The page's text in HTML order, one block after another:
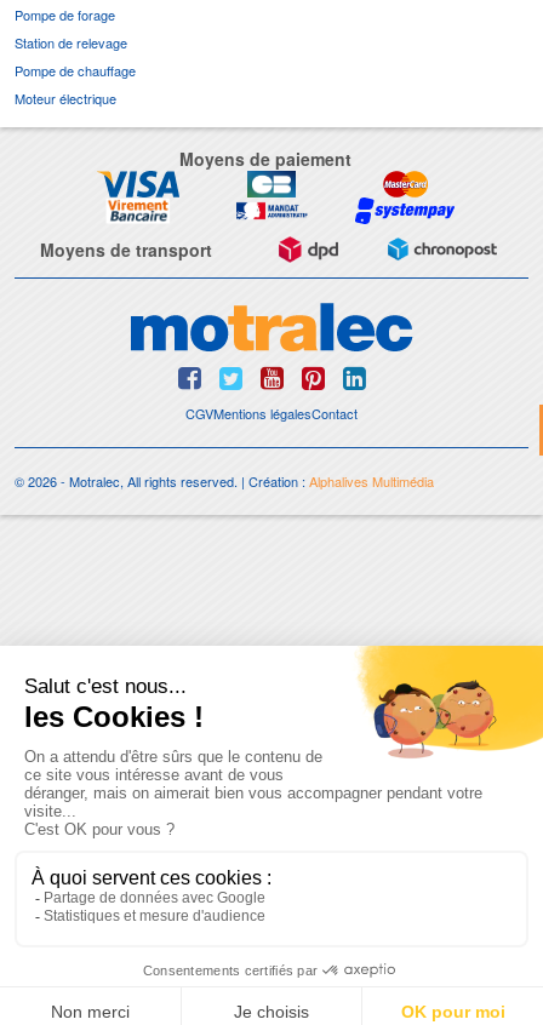
Pompe de forage
Station de relevage
Pompe de chauffage
Moteur électrique
Moyens de paiement
Moyens de transport
CGVMentions légalesContact
© 2026 - Motralec, All rights reserved. | Création :Alphalives Multimédia